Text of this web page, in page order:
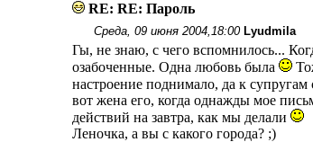
RE: RE: Пароль
Среда, 09 июня 2004,18:00 Lyudmila
Гы, не знаю, с чего вспомнилось...
озабоченные. Одна любовь была
настроение поднимало, да к
вот жена его, когда однажды мое
действий на завтра, как мы делали
Леночка, а вы с какого города? ;)